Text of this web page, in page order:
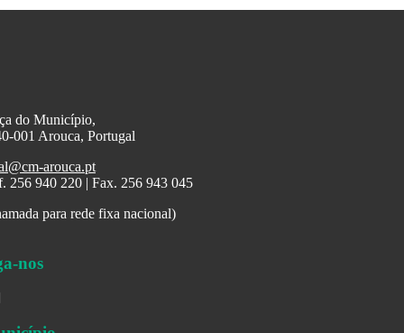
do Município,
001 Arouca, Portugal
arouca.pt
256 940 220 | Fax. 256 943 045
para rede fixa nacional)
nos